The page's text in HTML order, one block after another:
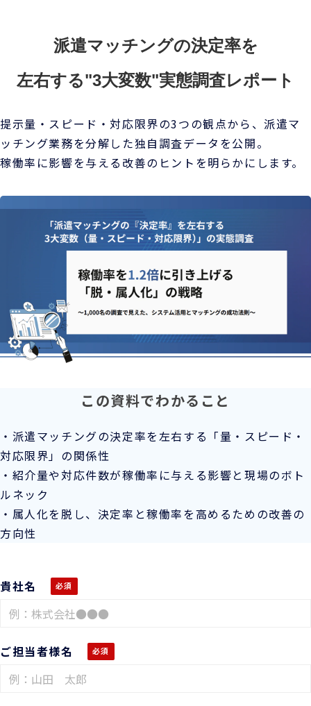
派遣マッチングの決定率を
左右する"3大変数"実態調査レポート
提示量・スピード・対応限界の3つの観点から、派遣マ
ッチング業務を分解した独自調査データを公開。
稼働率に影響を与える改善のヒントを明らかにします。
この資料でわかること
・派遣マッチングの決定率を左右する「量・スピード・
対応限界」の関係性
・紹介量や対応件数が稼働率に与える影響と現場のボト
ルネック
・属人化を脱し、決定率と稼働率を高めるための改善の
方向性
貴社名
ご担当者様名